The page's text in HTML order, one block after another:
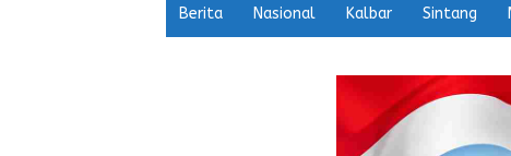
Berita Nasional Kalbar Sintang